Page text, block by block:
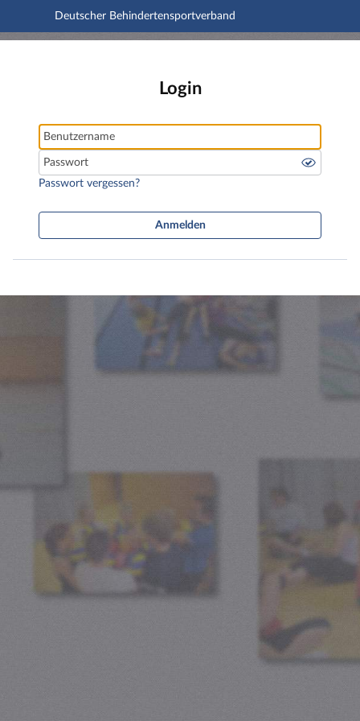
Hauptnavigation
Deutscher Behindertensportverband
Login
Benutzername
Passwort
Passwort vergessen?
Anmelden